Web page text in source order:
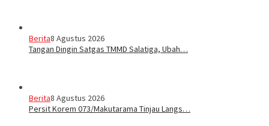
Berita8 Agustus 2026
Tangan Dingin Satgas TMMD Salatiga, Ubah…
Berita8 Agustus 2026
Persit Korem 073/Makutarama Tinjau Langs…